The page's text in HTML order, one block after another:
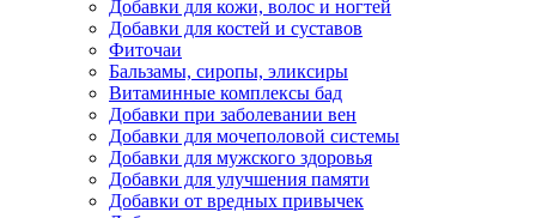
Добавки для кожи, волос и ногтей
Добавки для костей и суставов
Фиточаи
Бальзамы, сиропы, эликсиры
Витаминные комплексы бад
Добавки при заболевании вен
Добавки для мочеполовой системы
Добавки для мужского здоровья
Добавки для улучшения памяти
Добавки от вредных привычек